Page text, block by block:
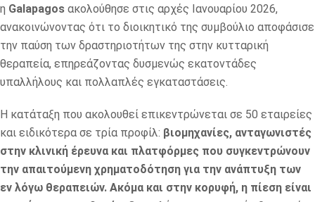
η Galapagos ακολούθησε στις αρχές Ιανουαρίου 2026,
ανακοινώνοντας ότι το διοικητικό της συμβούλιο αποφάσισε
την παύση των δραστηριοτήτων της στην κυτταρική
θεραπεία, επηρεάζοντας δυσμενώς εκατοντάδες
υπαλλήλους και πολλαπλές εγκαταστάσεις.
Η κατάταξη που ακολουθεί επικεντρώνεται σε 50 εταιρείες
και ειδικότερα σε τρία προφίλ: βιομηχανίες, ανταγωνιστές
στην κλινική έρευνα και πλατφόρμες που συγκεντρώνουν
την απαιτούμενη χρηματοδότηση για την ανάπτυξη των
εν λόγω θεραπειών. Ακόμα και στην κορυφή, η πίεση είναι